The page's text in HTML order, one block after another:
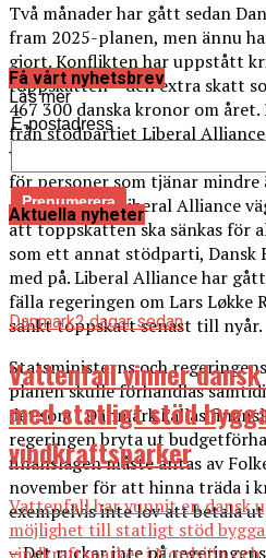
Två månader har gått sedan
fram 2025-planen, men ännu
gjort. Konflikten har uppstått
toppskatten – den extra skatt
467 300 danska kronor om
från stödpartiet Liberal
Venstreregeringen att den
för personer som tjänar
om året. Men Liberal Alliance
att toppskatten ska sänkas för
som ett annat stödparti, Dansk
med på. Liberal Alliance har
fälla regeringen om Lars Løkke
sänkt toppskatt senast till nyår.
Statsministerns och
planen skulle förhandlas
det som i Danmark kallas
regeringen bryta ut
finanslagen måste antas av
november för att hinna träda i
exempelvis inte lov att betala
– Det ruckar inte på
Läs mer
Få vårt nyhetsbrev
E-postadress
Aktuella nyheter
Danmark2 dagar sedan
Vattenfall vinner
med statligt stöd
vindkraftsparker
Vattenfall har vunnit en dansk
möjlighet till statligt stöd bygga